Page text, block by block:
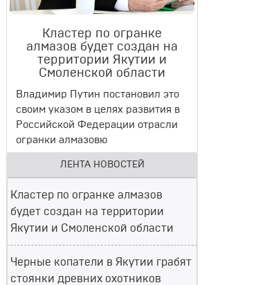
Кластер по огранке
алмазов будет создан на
территории Якутии и
Смоленской области
Владимир Путин постановил это
своим указом в целях развития в
Российской Федерации отрасли
огранки алмазовю
ЛЕНТА НОВОСТЕЙ
Кластер по огранке алмазов
будет создан на территории
Якутии и Смоленской области
Черные копатели в Якутии грабят
стоянки древних охотников